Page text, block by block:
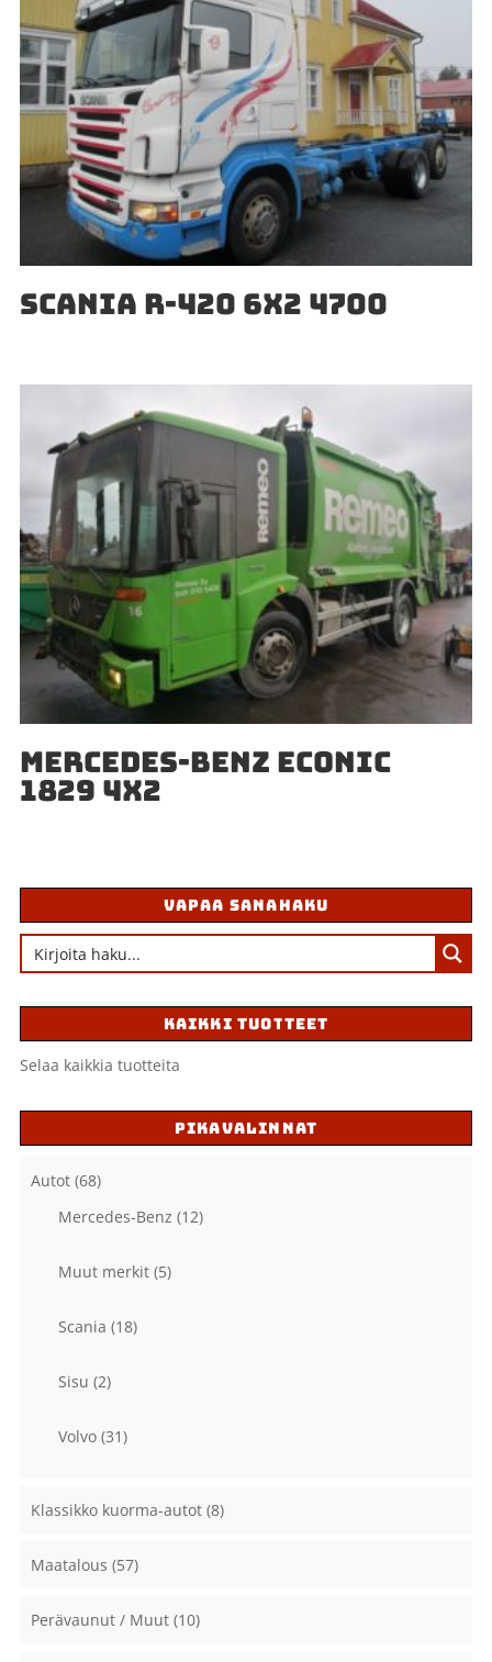
SCANIA R-420 6X2 4700
MERCEDES-BENZ ECONIC
1829 4X2
VAPAA SANAHAKU
KAIKKI TUOTTEET
Selaa kaikkia tuotteita
PIKAVALINNAT
Autot (68)
Mercedes-Benz (12)
Muut merkit (5)
Scania (18)
Sisu (2)
Volvo (31)
Klassikko kuorma-autot (8)
Maatalous (57)
Perävaunut / Muut (10)